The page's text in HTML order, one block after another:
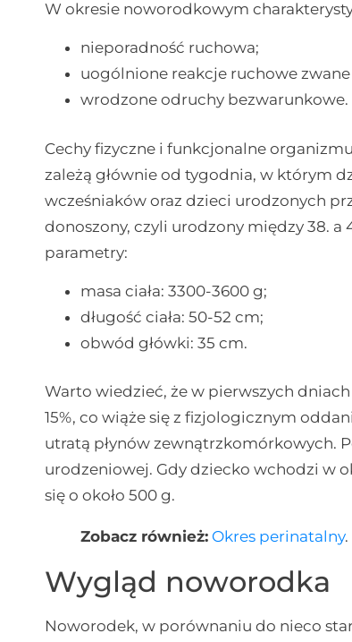
W okresie noworodkowym
nieporadność ruchowa;
uogólnione reakcje ruchowe
wrodzone odruchy bezwarunkowe.
Cechy fizyczne i funkcjonalne
zależą głównie od tygodnia, w którym
wcześniaków oraz dzieci urodzonych
donoszony, czyli urodzony między 38.
parametry:
masa ciała: 3300-3600 g;
długość ciała: 50-52 cm;
obwód główki: 35 cm.
Warto wiedzieć, że w pierwszych
15%, co wiąże się z fizjologicznym
utratą płynów zewnątrzkomórkowych.
urodzeniowej. Gdy dziecko wchodzi w
się o około 500 g.
Zobacz również: Okres perinatalny.
Wygląd noworodka
Noworodek, w porównaniu do nieco